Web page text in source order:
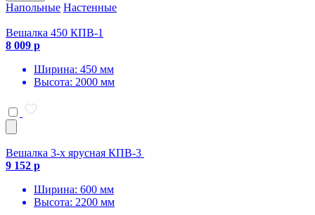
Напольные Настенные
Вешалка 450 КПВ-1
8 009 р
Ширина: 450 мм
Высота: 2000 мм
Вешалка 3-х ярусная КПВ-3
9 152 р
Ширина: 600 мм
Высота: 2200 мм